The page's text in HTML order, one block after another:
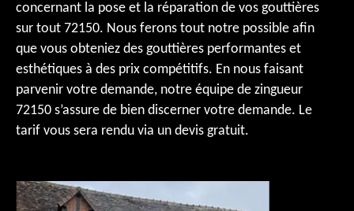
concernant la pose et la réparation de vos gouttières
sur tout 72150. Nous ferons tout notre possible afin
que vous obteniez des gouttières performantes et
esthétiques à des prix compétitifs. En nous faisant
parvenir votre demande, notre équipe de zingueur
72150 s’assure de bien discerner votre demande. Le
tarif vous sera rendu via un devis gratuit.